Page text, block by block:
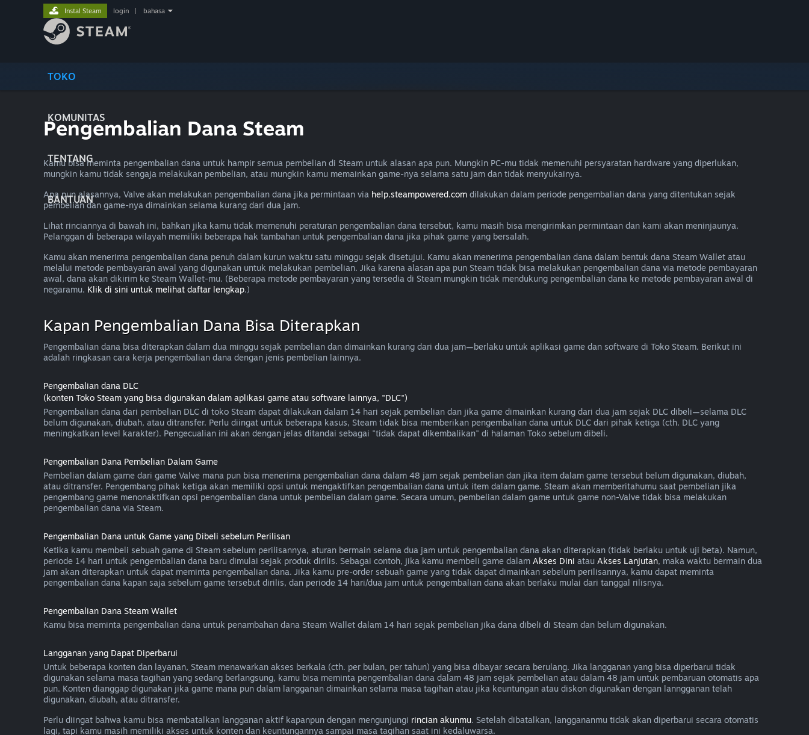
TOKO
KOMUNITAS
TENTANG
BANTUAN
Instal Steam login bahasa
Pengembalian Dana Steam
Kamu bisa meminta pengembalian dana untuk hampir semua pembelian di Steam untuk alasan apa pun. Mungkin PC-mu tidak memenuhi persyaratan hardware yang diperlukan,
mungkin kamu tidak sengaja melakukan pembelian, atau mungkin kamu memainkan game-nya selama satu jam dan tidak menyukainya.
Apa pun alasannya, Valve akan melakukan pengembalian dana jika permintaan via help.steampowered.com dilakukan dalam periode pengembalian dana yang ditentukan sejak
pembelian dan game-nya dimainkan selama kurang dari dua jam.
Lihat rinciannya di bawah ini, bahkan jika kamu tidak memenuhi peraturan pengembalian dana tersebut, kamu masih bisa mengirimkan permintaan dan kami akan meninjaunya.
Pelanggan di beberapa wilayah memiliki beberapa hak tambahan untuk pengembalian dana jika pihak game yang bersalah.
Kamu akan menerima pengembalian dana penuh dalam kurun waktu satu minggu sejak disetujui. Kamu akan menerima pengembalian dana dalam bentuk dana Steam Wallet atau
melalui metode pembayaran awal yang digunakan untuk melakukan pembelian. Jika karena alasan apa pun Steam tidak bisa melakukan pengembalian dana via metode pembayaran
awal, dana akan dikirim ke Steam Wallet-mu. (Beberapa metode pembayaran yang tersedia di Steam mungkin tidak mendukung pengembalian dana ke metode pembayaran awal di
negaramu. Klik di sini untuk melihat daftar lengkap.)
Kapan Pengembalian Dana Bisa Diterapkan
Pengembalian dana bisa diterapkan dalam dua minggu sejak pembelian dan dimainkan kurang dari dua jam—berlaku untuk aplikasi game dan software di Toko Steam. Berikut ini
adalah ringkasan cara kerja pengembalian dana dengan jenis pembelian lainnya.
Pengembalian dana DLC
(konten Toko Steam yang bisa digunakan dalam aplikasi game atau software lainnya, "DLC")
Pengembalian dana dari pembelian DLC di toko Steam dapat dilakukan dalam 14 hari sejak pembelian dan jika game dimainkan kurang dari dua jam sejak DLC dibeli—selama DLC
belum digunakan, diubah, atau ditransfer. Perlu diingat untuk beberapa kasus, Steam tidak bisa memberikan pengembalian dana untuk DLC dari pihak ketiga (cth. DLC yang
meningkatkan level karakter). Pengecualian ini akan dengan jelas ditandai sebagai "tidak dapat dikembalikan" di halaman Toko sebelum dibeli.
Pengembalian Dana Pembelian Dalam Game
Pembelian dalam game dari game Valve mana pun bisa menerima pengembalian dana dalam 48 jam sejak pembelian dan jika item dalam game tersebut belum digunakan, diubah,
atau ditransfer. Pengembang pihak ketiga akan memiliki opsi untuk mengaktifkan pengembalian dana untuk item dalam game. Steam akan memberitahumu saat pembelian jika
pengembang game menonaktifkan opsi pengembalian dana untuk pembelian dalam game. Secara umum, pembelian dalam game untuk game non-Valve tidak bisa melakukan
pengembalian dana via Steam.
Pengembalian Dana untuk Game yang Dibeli sebelum Perilisan
Ketika kamu membeli sebuah game di Steam sebelum perilisannya, aturan bermain selama dua jam untuk pengembalian dana akan diterapkan (tidak berlaku untuk uji beta). Namun,
periode 14 hari untuk pengembalian dana baru dimulai sejak produk dirilis. Sebagai contoh, jika kamu membeli game dalam Akses Dini atau Akses Lanjutan, maka waktu bermain dua
jam akan diterapkan untuk dapat meminta pengembalian dana. Jika kamu pre-order sebuah game yang tidak dapat dimainkan sebelum perilisannya, kamu dapat meminta
pengembalian dana kapan saja sebelum game tersebut dirilis, dan periode 14 hari/dua jam untuk pengembalian dana akan berlaku mulai dari tanggal rilisnya.
Pengembalian Dana Steam Wallet
Kamu bisa meminta pengembalian dana untuk penambahan dana Steam Wallet dalam 14 hari sejak pembelian jika dana dibeli di Steam dan belum digunakan.
Langganan yang Dapat Diperbarui
Untuk beberapa konten dan layanan, Steam menawarkan akses berkala (cth. per bulan, per tahun) yang bisa dibayar secara berulang. Jika langganan yang bisa diperbarui tidak
digunakan selama masa tagihan yang sedang berlangsung, kamu bisa meminta pengembalian dana dalam 48 jam sejak pembelian atau dalam 48 jam untuk pembaruan otomatis apa
pun. Konten dianggap digunakan jika game mana pun dalam langganan dimainkan selama masa tagihan atau jika keuntungan atau diskon digunakan dengan lanngganan telah
digunakan, diubah, atau ditransfer.
Perlu diingat bahwa kamu bisa membatalkan langganan aktif kapanpun dengan mengunjungi rincian akunmu. Setelah dibatalkan, langgananmu tidak akan diperbarui secara otomatis
lagi, tapi kamu masih memiliki akses untuk konten dan keuntungannya sampai masa tagihan saat ini kedaluwarsa.